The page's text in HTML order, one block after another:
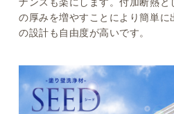
ナンスも楽にします。付加断熱と
の厚みを増やすことにより簡単に
の設計も自由度が高いです。